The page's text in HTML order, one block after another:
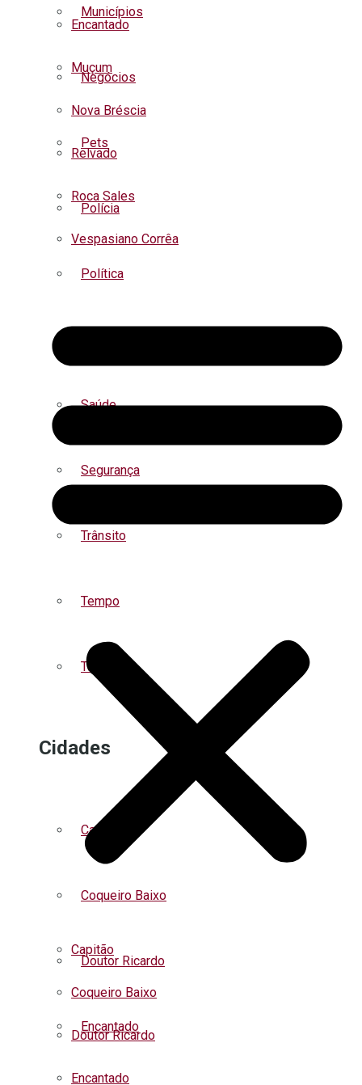
Municípios
Negócios
Pets
Polícia
Política
Saúde
Segurança
Trânsito
Tempo
Turismo
Cidades
Capitão
Coqueiro Baixo
Doutor Ricardo
Encantado
Encantado
Muçum
Nova Bréscia
Relvado
Roca Sales
Vespasiano Corrêa
Capitão
Coqueiro Baixo
Doutor Ricardo
Encantado